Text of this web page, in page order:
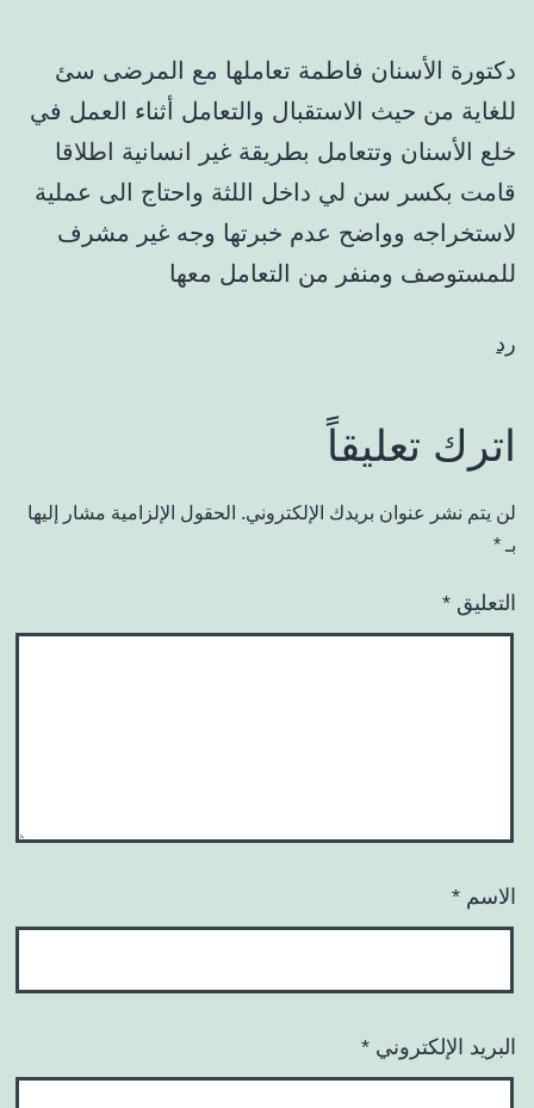
دكتورة الأسنان فاطمة تعاملها مع المرضى سئ
للغاية من حيث الاستقبال والتعامل أثناء العمل في
خلع الأسنان وتتعامل بطريقة غير انسانية اطلاقا
قامت بكسر سن لي داخل اللثة واحتاج الى عملية
لاستخراجه وواضح عدم خبرتها وجه غير مشرف
للمستوصف ومنفر من التعامل معها
رد
اترك تعليقاً
لن يتم نشر عنوان بريدك الإلكتروني. الحقول الإلزامية مشار إليها
بـ *
التعليق *
الاسم *
البريد الإلكتروني *